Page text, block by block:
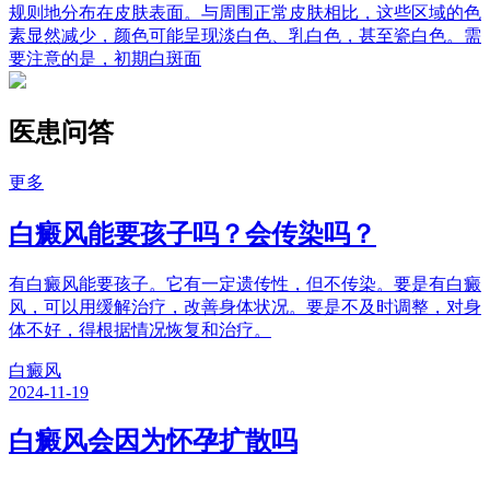
规则地分布在皮肤表面。与周围正常皮肤相比，这些区域的色
素显然减少，颜色可能呈现淡白色、乳白色，甚至瓷白色。需
要注意的是，初期白斑面
医患问答
更多
白癜风能要孩子吗？会传染吗？
有白癜风能要孩子。它有一定遗传性，但不传染。要是有白癜
风，可以用缓解治疗，改善身体状况。要是不及时调整，对身
体不好，得根据情况恢复和治疗。
白癜风
2024-11-19
白癜风会因为怀孕扩散吗